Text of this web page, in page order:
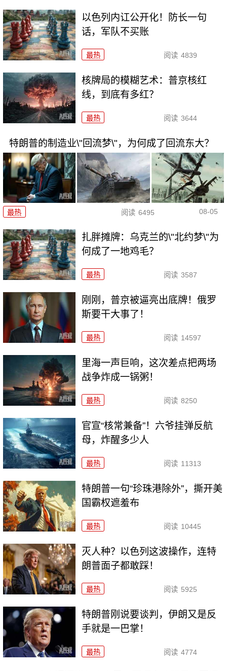
以色列内讧公开化！防长一句
话，军队不买账
最热 阅读 4839
核牌局的模糊艺术：普京核红
线，到底有多红？
最热 阅读 3644
特朗普的制造业\"回流梦\"，为何成了回流东大？
最热 阅读 6495 08-05
扎胖摊牌：乌克兰的\"北约梦\"为
何成了一地鸡毛？
最热 阅读 3587
刚刚，普京被逼亮出底牌！俄罗
斯要干大事了！
最热 阅读 14597
里海一声巨响，这次差点把两场
战争炸成一锅粥！
最热 阅读 8250
官宣“核常兼备”！六爷挂弹反航
母，炸醒多少人
最热 阅读 11313
特朗普一句“珍珠港除外”，撕开美
国霸权遮羞布
最热 阅读 10445
灭人种？以色列这波操作，连特
朗普面子都敢踩！
最热 阅读 5925
特朗普刚说要谈判，伊朗又是反
手就是一巴掌！
最热 阅读 4774